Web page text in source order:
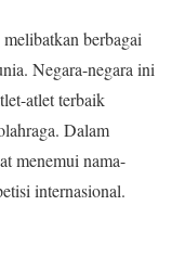
berbagai
Negara-negara ini
atlet terbaik
Dalam
menemui nama-
internasional.